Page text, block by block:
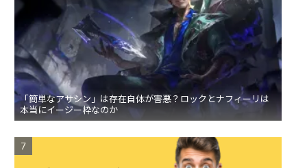
「簡単なアサシン」は存在自体が害悪？ロックとナフィーリは
本当にイージー枠なのか